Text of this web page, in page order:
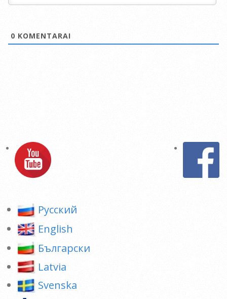
0 KOMENTARAI
Pусский
English
Български
Latvia
Svenska